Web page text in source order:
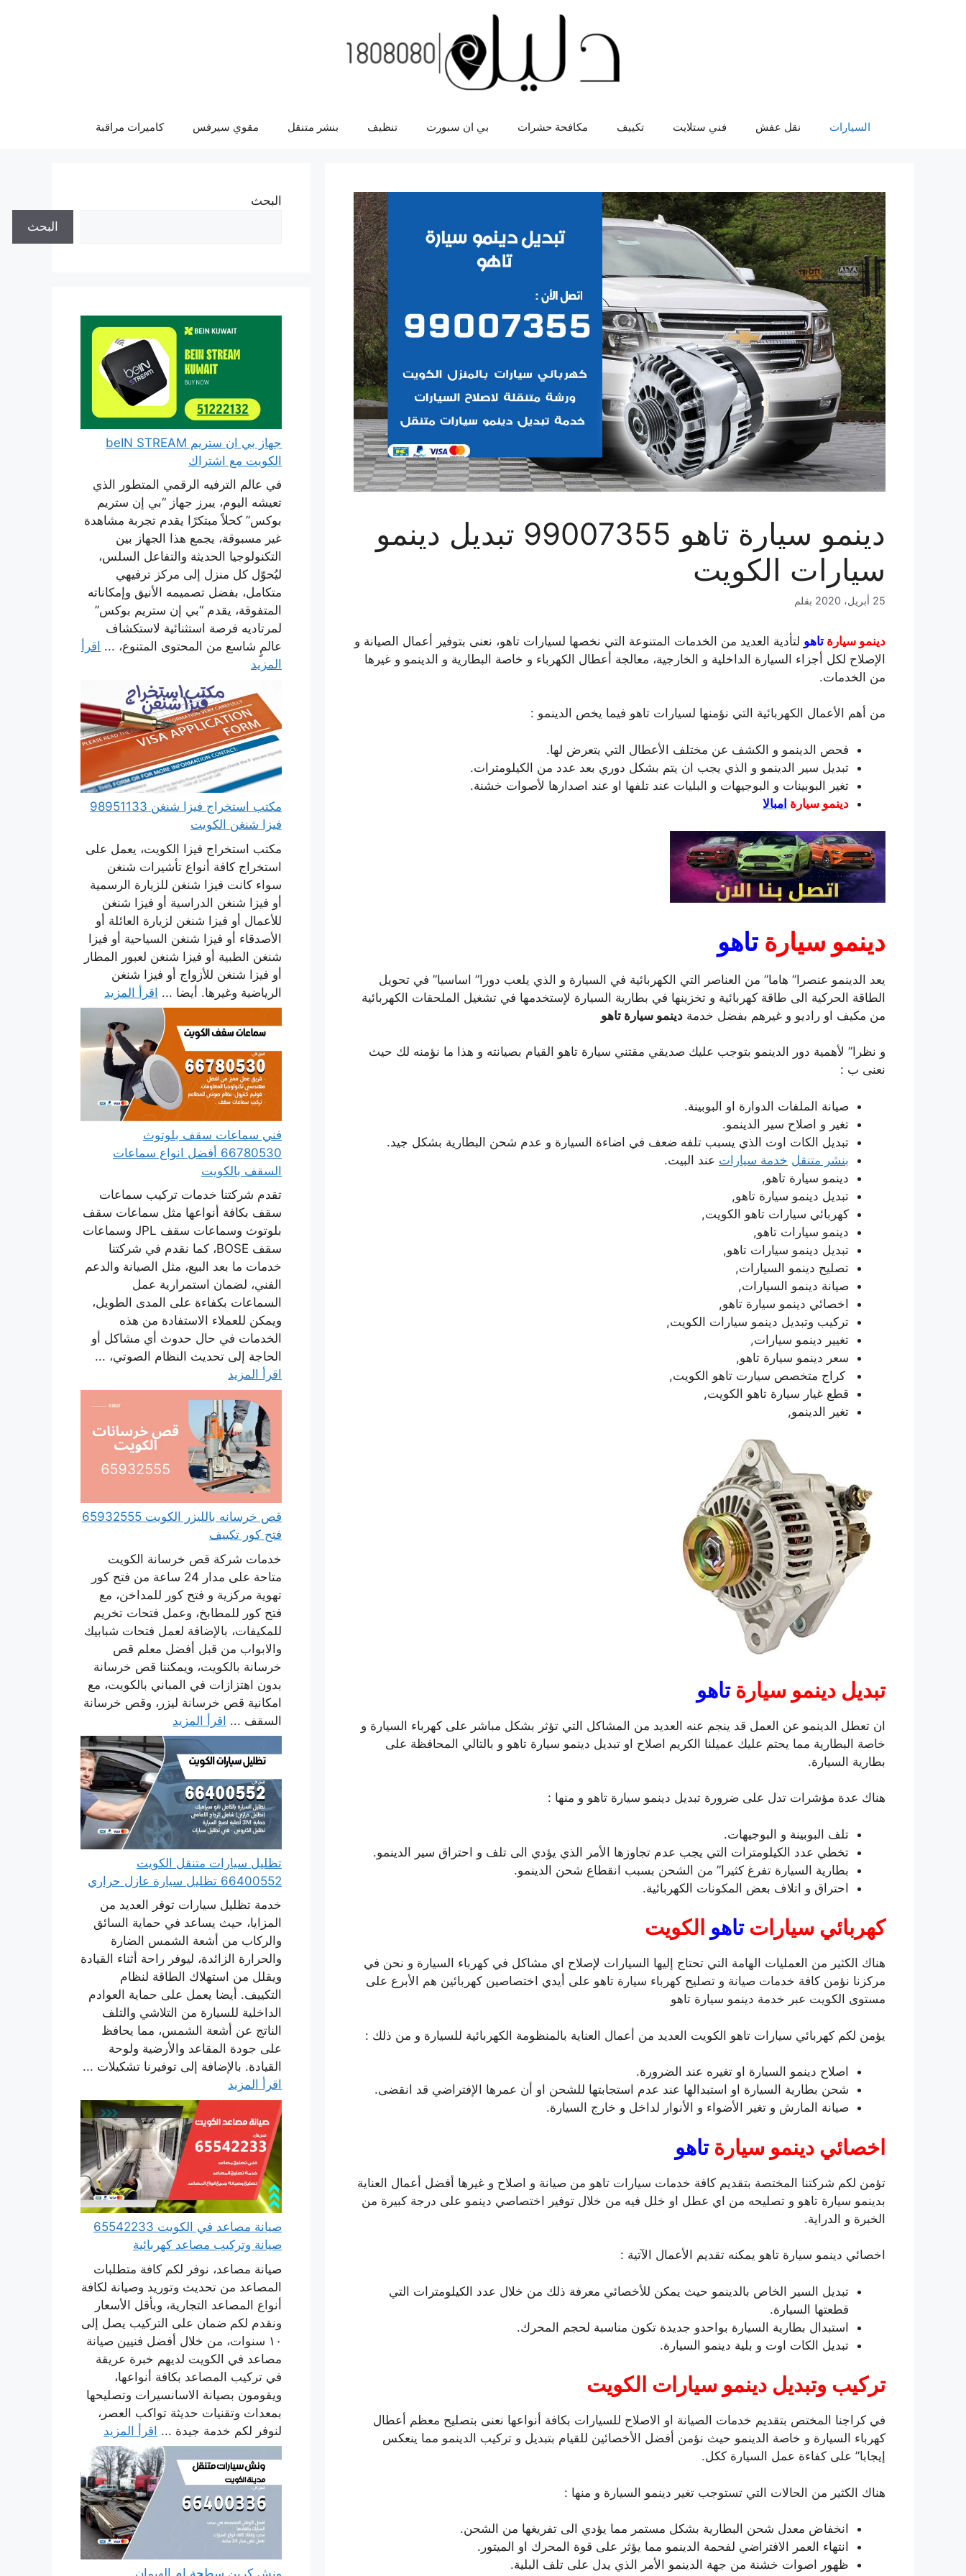
السيارات نقل عفش فني ستلايت تكييف مكافحة حشرات بي ان سبورت تنظيف بنشر متنقل مقوي سيرفس كاميرات مراقبة
دينمو سيارة تاهو 99007355 تبديل دينمو
سيارات الكويت
25 أبريل، 2020 بقلم
دينمو سيارة تاهو لتأدية العديد من الخدمات المتنوعة التي نخصها لسيارات تاهو، نعنى بتوفير أعمال الصيانة و
الإصلاح لكل أجزاء السيارة الداخلية و الخارجية، معالجة أعطال الكهرباء و خاصة البطارية و الدينمو و غيرها
من الخدمات.
من أهم الأعمال الكهربائية التي نؤمنها لسيارات تاهو فيما يخص الدينمو :
فحص الدينمو و الكشف عن مختلف الأعطال التي يتعرض لها.
تبديل سير الدينمو و الذي يجب ان يتم بشكل دوري بعد عدد من الكيلومترات.
تغير البوبينات و البوجيهات و البليات عند تلفها او عند اصدارها لأصوات خشنة.
دينمو سيارة امبالا
دينمو سيارة تاهو
يعد الدينمو عنصرا” هاما” من العناصر التي الكهربائية في السيارة و الذي يلعب دورا” اساسيا” في تحويل
الطاقة الحركية الى طاقة كهربائية و تخزينها في بطارية السيارة لإستخدمها في تشغيل الملحقات الكهربائية
من مكيف او راديو و غيرهم بفضل خدمة دينمو سيارة تاهو
و نظرا” لأهمية دور الدينمو بتوجب عليك صديقي مقتني سيارة تاهو القيام بصيانته و هذا ما نؤمنه لك حيث
نعنى ب :
صيانة الملفات الدوارة او البوبينة.
تغير و اصلاح سير الدينمو.
تبديل الكات اوت الذي يسبب تلفه ضعف في اضاءة السيارة و عدم شحن البطارية بشكل جيد.
بنشر متنقل خدمة سيارات عند البيت.
دينمو سيارة تاهو,
تبديل دينمو سيارة تاهو,
كهربائي سيارات تاهو الكويت,
دينمو سيارات تاهو,
تبديل دينمو سيارات تاهو,
تصليح دينمو السيارات,
صيانة دينمو السيارات,
اخصائي دينمو سيارة تاهو,
تركيب وتبديل دينمو سيارات الكويت,
تغيير دينمو سيارات,
سعر دينمو سيارة تاهو,
كراج متخصص سيارت تاهو الكويت,
قطع غيار سيارة تاهو الكويت,
تغير الدينمو,
تبديل دينمو سيارةتاهو
ان تعطل الدينمو عن العمل قد ينجم عنه العديد من المشاكل التي تؤثر بشكل مباشر على كهرباء السيارة و
خاصة البطارية مما يحتم عليك عميلنا الكريم اصلاح او تبديل دينمو سيارة تاهو و بالتالي المحافظة على
بطارية السيارة.
هناك عدة مؤشرات تدل على ضرورة تبديل دينمو سيارة تاهو و منها :
تلف البوبينة و البوجيهات.
تخطي عدد الكيلومترات التي يجب عدم تجاوزها الأمر الذي يؤدي الى تلف و احتراق سير الدينمو.
بطارية السيارة تفرغ كثيرا” من الشحن بسبب انقطاع شحن الدينمو.
احتراق و اتلاف بعض المكونات الكهربائية.
كهربائي سياراتتاهو الكويت
هناك الكثير من العمليات الهامة التي تحتاج إليها السيارات لإصلاح اي مشاكل في كهرباء السيارة و نحن في
مركزنا نؤمن كافة خدمات صيانة و تصليح كهرباء سيارة تاهو على أيدي اختصاصين كهربائين هم الأبرع على
مستوى الكويت عبر خدمة دينمو سيارة تاهو
يؤمن لكم كهربائي سيارات تاهو الكويت العديد من أعمال العناية بالمنظومة الكهربائية للسيارة و من ذلك :
اصلاح دينمو السيارة او تغيره عند الضرورة.
شحن بطارية السيارة او استبدالها عند عدم استجابتها للشحن او أن عمرها الإفتراضي قد انقضى.
صيانة المارش و تغير الأضواء و الأنوار لداخل و خارج السيارة.
اخصائي دينمو سيارةتاهو
تؤمن لكم شركتنا المختصة بتقديم كافة خدمات سيارات تاهو من صيانة و اصلاح و غيرها أفضل أعمال العناية
بدينمو سيارة تاهو و تصليحه من اي عطل او خلل فيه من خلال توفير اختصاصي دينمو على درجة كبيرة من
الخبرة و الدراية.
اخصائي دينمو سيارة تاهو يمكنه تقديم الأعمال الآتية :
تبديل السير الخاص بالدينمو حيث يمكن للأخصائي معرفة ذلك من خلال عدد الكيلومترات التي
قطعتها السيارة.
استبدال بطارية السيارة بواحدو جديدة تكون مناسبة لحجم المحرك.
تبديل الكات اوت و بلية دينمو السيارة.
تركيب وتبديل دينمو سيارات الكويت
في كراجنا المختص بتقديم خدمات الصيانة او الاصلاح للسيارات بكافة أنواعها نعنى بتصليح معظم أعطال
كهرباء السيارة و خاصة الدينمو حيث نؤمن أفضل الأخصائين للقيام بتبديل و تركيب الدينمو مما ينعكس
إيجابا” على كفاءة عمل السيارة ككل.
هناك الكثير من الحالات التي تستوجب تغير دينمو السيارة و منها :
انخفاض معدل شحن البطارية بشكل مستمر مما يؤدي الى تفريغها من الشحن.
انتهاء العمر الافتراضي لفحمة الدينمو مما يؤثر على قوة المحرك او الميتور.
ظهور اصوات خشنة من جهة الدينمو الأمر الذي يدل على تلف البلية.
البحث
البحث
جهاز بي ان ستريم beIN STREAM
الكويت مع اشتراك
في عالم الترفيه الرقمي المتطور الذي
تعيشه اليوم، يبرز جهاز “بي إن ستريم
بوكس” كحلاً مبتكرًا يقدم تجربة مشاهدة
غير مسبوقة، يجمع هذا الجهاز بين
التكنولوجيا الحديثة والتفاعل السلس،
ليُحوّل كل منزل إلى مركز ترفيهي
متكامل، بفضل تصميمه الأنيق وإمكاناته
المتفوقة، يقدم “بي إن ستريم بوكس”
لمرتاديه فرصة استثنائية لاستكشاف
عالمٍ شاسع من المحتوى المتنوع، ... اقرأ
المزيد
مكتب استخراج فيزا شنغن 98951133
فيزا شنغن الكويت
مكتب استخراج فيزا الكويت، يعمل على
استخراج كافة أنواع تأشيرات شنغن
سواء كانت فيزا شنغن للزيارة الرسمية
أو فيزا شنغن الدراسية أو فيزا شنغن
للأعمال أو فيزا شنغن لزيارة العائلة أو
الأصدقاء أو فيزا شنغن السياحية أو فيزا
شنغن الطبية أو فيزا شنغن لعبور المطار
أو فيزا شنغن للأزواج أو فيزا شنغن
الرياضية وغيرها. أيضا ... اقرأ المزيد
فني سماعات سقف بلوتوث
66780530 أفضل انواع سماعات
السقف بالكويت
تقدم شركتنا خدمات تركيب سماعات
سقف بكافة أنواعها مثل سماعات سقف
بلوتوث وسماعات سقف JPL وسماعات
سقف BOSE، كما نقدم في شركتنا
خدمات ما بعد البيع، مثل الصيانة والدعم
الفني، لضمان استمرارية عمل
السماعات بكفاءة على المدى الطويل،
ويمكن للعملاء الاستفادة من هذه
الخدمات في حال حدوث أي مشاكل أو
الحاجة إلى تحديث النظام الصوتي، ...
اقرأ المزيد
قص خرسانه بالليزر الكويت 65932555
فتح كور تكييف
خدمات شركة قص خرسانة الكويت
متاحة على مدار 24 ساعة من فتح كور
تهوية مركزية و فتح كور للمداخن، مع
فتح كور للمطابخ، وعمل فتحات تخريم
للمكيفات، بالإضافة لعمل فتحات شبابيك
والابواب من قبل أفضل معلم قص
خرسانة بالكويت، ويمكننا قص خرسانة
بدون اهتزازات في المباني بالكويت، مع
امكانية قص خرسانة ليزر، وقص خرسانة
السقف ... اقرأ المزيد
تظليل سيارات متنقل الكويت
66400552 تظليل سيارة عازل حراري
خدمة تظليل سيارات توفر العديد من
المزايا، حيث يساعد في حماية السائق
والركاب من أشعة الشمس الضارة
والحرارة الزائدة، ليوفر راحة أثناء القيادة
ويقلل من استهلاك الطاقة لنظام
التكييف. أيضا يعمل على حماية العوادم
الداخلية للسيارة من التلاشي والتلف
الناتج عن أشعة الشمس، مما يحافظ
على جودة المقاعد والأرضية ولوحة
القيادة. بالإضافة إلى توفيرنا تشكيلات ...
اقرأ المزيد
صيانة مصاعد في الكويت 65542233
صيانة وتركيب مصاعد كهربائية
صيانة مصاعد، نوفر لكم كافة متطلبات
المصاعد من تحديث وتوريد وصيانة لكافة
أنواع المصاعد التجارية، وبأقل الأسعار
ونقدم لكم ضمان على التركيب يصل إلى
١٠ سنوات، من خلال أفضل فنيين صيانة
مصاعد في الكويت لديهم خبرة عريقة
في تركيب المصاعد بكافة أنواعها،
ويقومون بصيانة الاسانسيرات وتصليحها
بمعدات وتقنيات حديثة تواكب العصر،
لنوفر لكم خدمة جيدة ... اقرأ المزيد
ونش كرين سطحة ام الهيمان